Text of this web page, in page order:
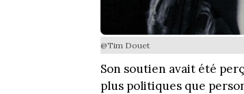
@Tim Douet
Son soutien avait été
plus politiques que